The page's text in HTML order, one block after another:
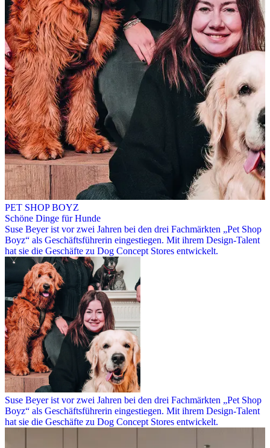
PET SHOP BOYZ
Schöne Dinge für Hunde
Suse Beyer ist vor zwei Jahren bei den drei Fachmärkten „Pet Shop
Boyz“ als Geschäftsführerin eingestiegen. Mit ihrem Design-Talent
hat sie die Geschäfte zu Dog Concept Stores entwickelt.
Suse Beyer ist vor zwei Jahren bei den drei Fachmärkten „Pet Shop
Boyz“ als Geschäftsführerin eingestiegen. Mit ihrem Design-Talent
hat sie die Geschäfte zu Dog Concept Stores entwickelt.